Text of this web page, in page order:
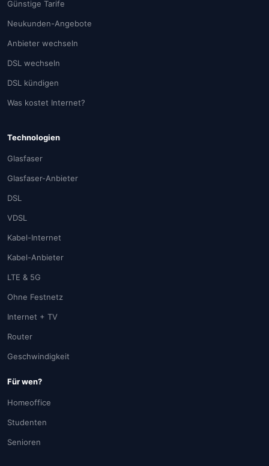
Günstige Tarife
Neukunden-Angebote
Anbieter wechseln
DSL wechseln
DSL kündigen
Was kostet Internet?
Technologien
Glasfaser
Glasfaser-Anbieter
DSL
VDSL
Kabel-Internet
Kabel-Anbieter
LTE & 5G
Ohne Festnetz
Internet + TV
Router
Geschwindigkeit
Für wen?
Homeoffice
Studenten
Senioren